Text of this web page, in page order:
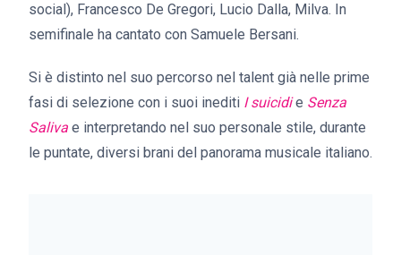
social), Francesco De Gregori, Lucio Dalla, Milva. In
semifinale ha cantato con Samuele Bersani.
Si è distinto nel suo percorso nel talent già nelle prime
fasi di selezione con i suoi inediti I suicidie Senza
Saliva e interpretando nel suo personale stile, durante
le puntate, diversi brani del panorama musicale italiano.